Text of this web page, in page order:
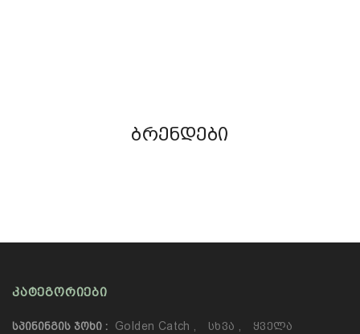
ბრენდები
ᲙᲐᲢᲔᲒᲝᲠᲘᲔᲑᲘ
ᲡᲞᲘᲜᲘᲜᲒᲘᲡ ᲯᲝᲮᲘ : Golden Catch , Სხვა ,
Ყველა